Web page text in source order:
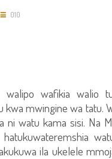
010
wafikia walio
kwa mwingine wa tatu.
watu kama sisi. Na
ila ukelele